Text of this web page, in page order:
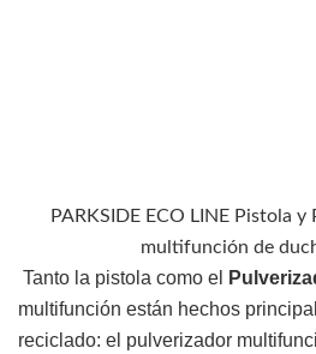
PARKSIDE ECO LINE Pistola
multifunción de
Tanto la pistola como el
multifunción están hechos
reciclado: el pulverizador